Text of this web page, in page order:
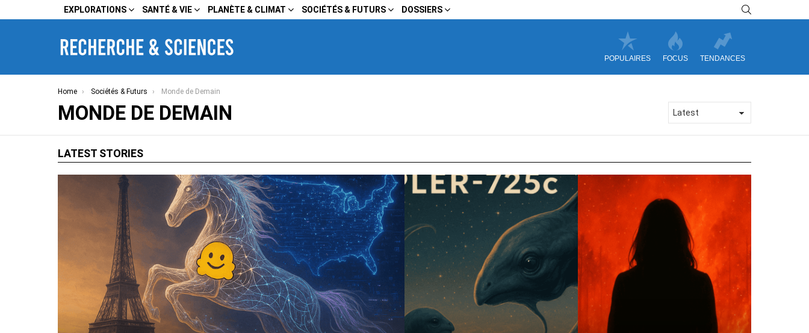
EXPLORATIONS SANTÉ & VIE PLANÈTE & CLIMAT SOCIÉTÉS & FUTURS DOSSIERS
POPULAIRES FOCUS TENDANCES
You are here:
Home Sociétés & Futurs Monde de Demain
MONDE DE DEMAIN
LATEST STORIES